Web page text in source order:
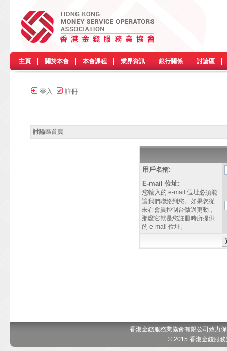
主頁 關於本會 本會課程 業界資訊 銀行關係 討論區
登入 註冊
討論區首頁
用戶名稱:
E-mail 位址:
您輸入的 e-mail 位址必須能
讓我們聯絡到您。如果您從
未在會員控制台做過更動，
那麼它就是您註冊時所提供
的 e-mail 位址。
香港金錢服務業協會有限公司致力
© 2015 香港金錢服